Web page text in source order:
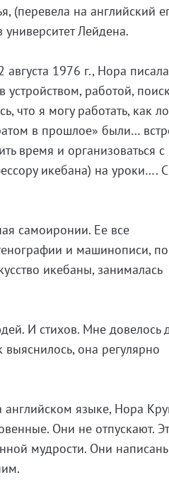
(перевела на английский
университет Лейдена.
1976 г., Нора
работой,
что я могу работать, как
в прошлое» были…
время и организоваться с
икебана) на уроки…. С
самоиронии. Ее все
и машинописи,
икебаны, занималась
И стихов. Мне довелось
выяснилось, она регулярно
английском языке, Нора
Они не отпускают.
мудрости. Они